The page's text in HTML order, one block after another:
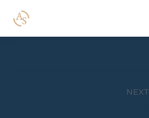
navigationNEXT